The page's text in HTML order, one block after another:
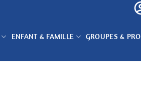
ENFANT & FAMILLE GROUPES & PRO